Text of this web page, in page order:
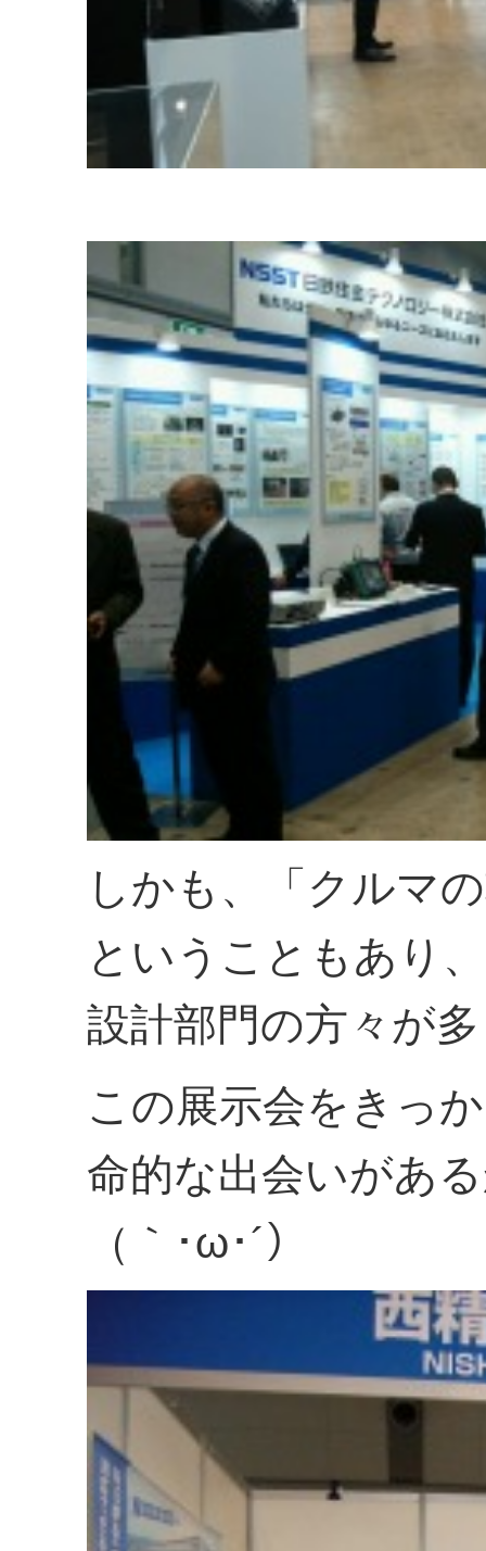
しかも、「クルマ
ということもあり
設計部門の方々が
この展示会をきっ
命的な出会いがあ
（｀･ω･´）